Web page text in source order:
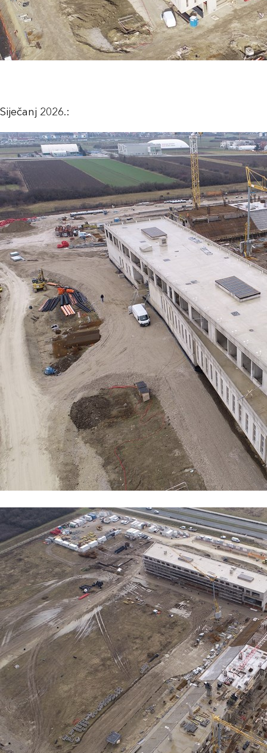
Siječanj 2026.: